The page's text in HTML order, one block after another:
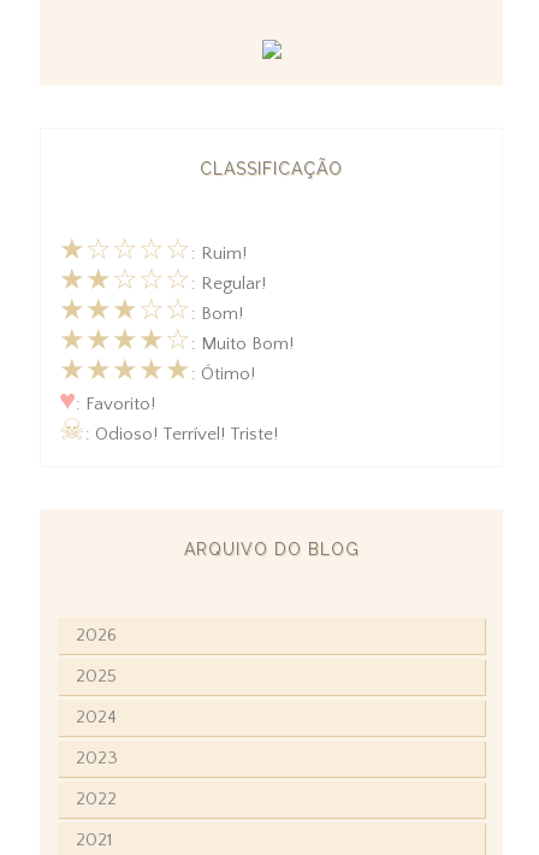
CLASSIFICAÇÃO
★☆☆☆☆: Ruim!
★★☆☆☆: Regular!
★★★☆☆: Bom!
★★★★☆: Muito Bom!
★★★★★: Ótimo!
♥: Favorito!
☠: Odioso! Terrível! Triste!
ARQUIVO DO BLOG
2026
2025
2024
2023
2022
2021